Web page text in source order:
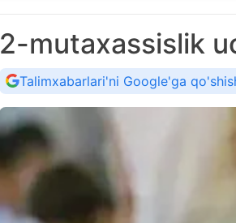
2-mutaxassislik
Talimxabarlari'ni Google'ga